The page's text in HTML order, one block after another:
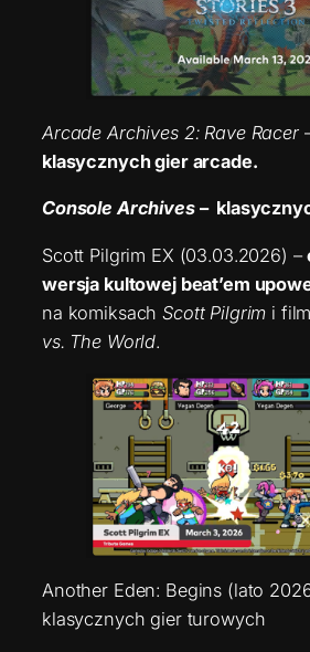
Arcade Archives 2: Rave Racer
klasycznych gier arcade.
Console Archives–
Scott Pilgrim EX (03.03.2026) –
wersja kultowej beat’em
na komiksachScott Pilgrim i
vs. The World.
Another Eden: Begins (lato
klasycznych gier turowych